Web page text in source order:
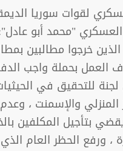
لقوات سوريا
"محمد أبو
خرجوا مطالبين
العمل بحملة واجب
للتحقيق في
والإسمنت ،
بتأجيل المكلفين
ورفع الحظر العام